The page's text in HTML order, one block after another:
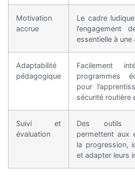
Motivation
accrue
Le cadre
l’engagement
essentielle à
Adaptabilité
pédagogique
Facilement
programmes
pour
sécurité routière
Suivi et
évaluation
Des outils
permettent aux
la progression,
et adapter leurs